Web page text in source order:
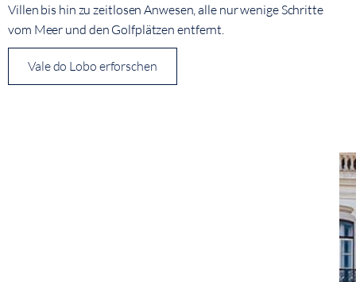
Villen bis hin zu zeitlosen Anwesen, alle nur wenige Schritte
vom Meer und den Golfplätzen entfernt.
Vale do Lobo erforschen